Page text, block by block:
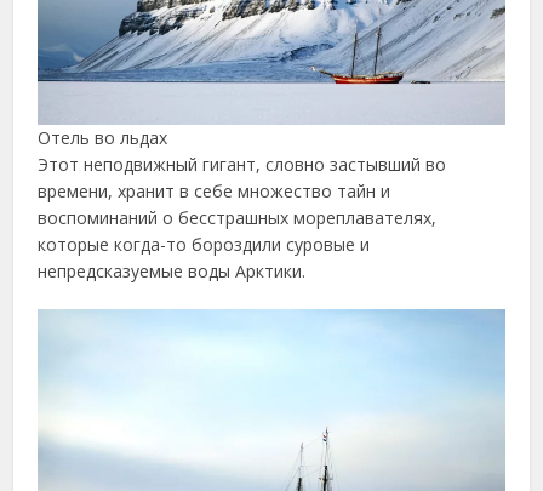
Отель во льдах
Этот неподвижный гигант, словно застывший во
времени, хранит в себе множество тайн и
воспоминаний о бесстрашных мореплавателях,
которые когда-то бороздили суровые и
непредсказуемые воды Арктики.